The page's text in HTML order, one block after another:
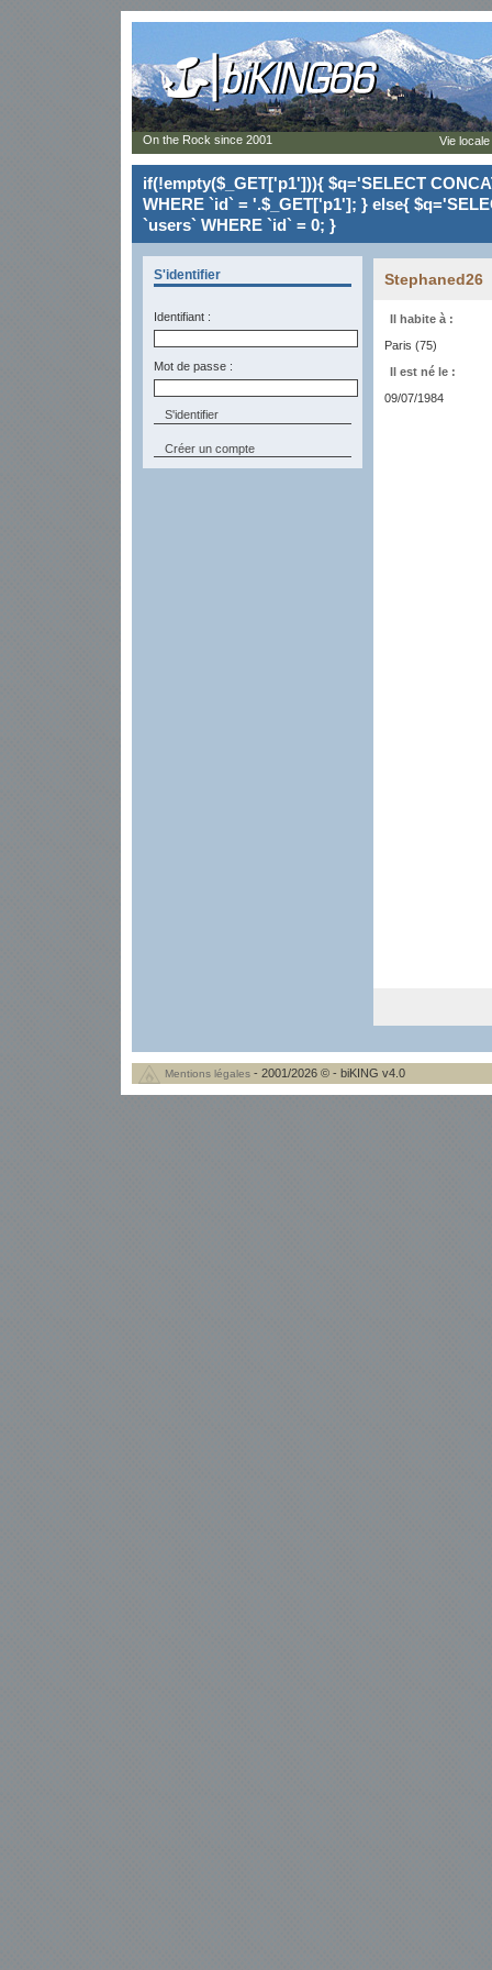
if(!empty($_GET['p1'])){ $q='SELECT
WHERE `id` = '.$_GET['p1']; } else{
`users` WHERE `id` = 0; }
S'identifier
Identifiant :
Mot de passe :
Créer un compte
Stephaned26
Il habite à :
Paris (75)
Il est né le :
09/07/1984
On the Rock since 2001 Vie
Mentions légales - 2001/2026 © - biKING v4.0